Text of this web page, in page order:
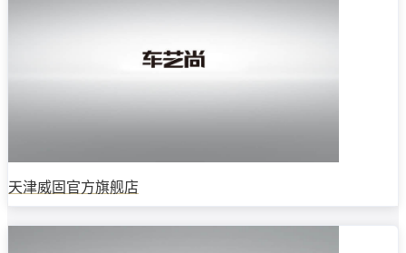
天津威固官方旗舰店